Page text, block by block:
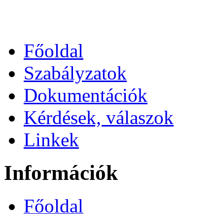
Főoldal
Szabályzatok
Dokumentációk
Kérdések, válaszok
Linkek
Információk
Főoldal